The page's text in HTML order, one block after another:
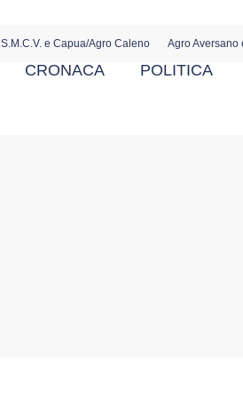
S.M.C.V. e Capua/Agro Caleno Agro Aversano
CRONACA POLITICA